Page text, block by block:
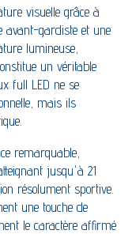
visuelle grâce à
avant-gardiste et une
lumineuse,
un véritable
full LED ne se
mais ils
remarquable,
jusqu'à 21
résolument sportive.
une touche de
le caractère affirmé